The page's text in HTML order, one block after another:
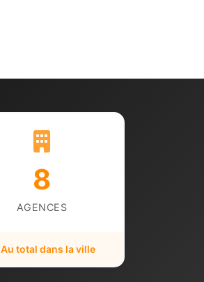
8
AGENCES
Au total dans la ville